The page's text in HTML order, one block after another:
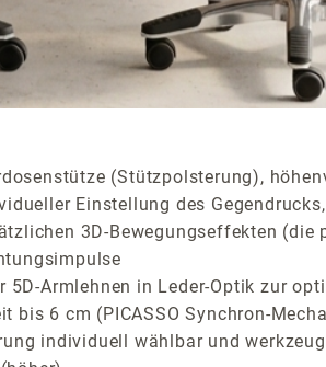
(Stützpolsterung),
Einstellung des
3D-Bewegungseffekten
5D-Armlehnen in Leder-Optik zur
6 cm (PICASSO Synchron-
individuell wählbar und